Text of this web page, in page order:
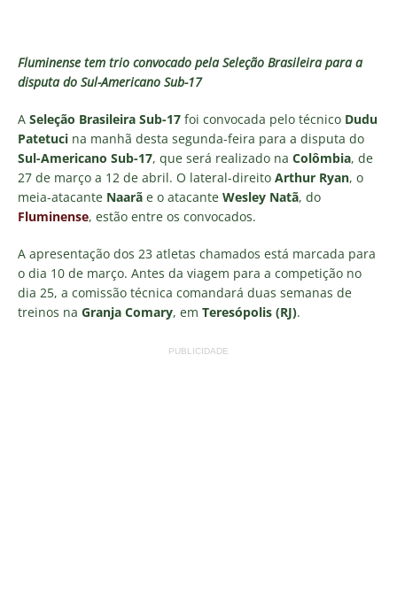
Fluminense tem trio convocado pela Seleção Brasileira para a
disputa do Sul-Americano Sub-17
A Seleção Brasileira Sub-17 foi convocada pelo técnico Dudu
Patetuci na manhã desta segunda-feira para a disputa do
Sul-Americano Sub-17, que será realizado na Colômbia, de
27 de março a 12 de abril. O lateral-direito Arthur Ryan, o
meia-atacante Naarã e o atacante Wesley Natã, do
Fluminense, estão entre os convocados.
A apresentação dos 23 atletas chamados está marcada para
o dia 10 de março. Antes da viagem para a competição no
dia 25, a comissão técnica comandará duas semanas de
treinos na Granja Comary, em Teresópolis (RJ).
PUBLICIDADE